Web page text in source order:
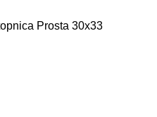
Prosta 30x33